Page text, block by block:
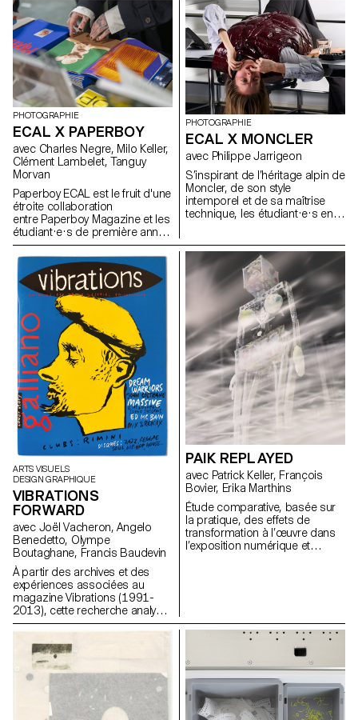
viticulture et d’œnologie et
l’ECAL/Ecole cantonale d’art de
Lausanne (HES-SO), avec le
soutien d'Innosuisse. Il vise à
développer un capteur
d’électrophysiologie végétale
miniaturisé, conçu pour une
utilisation en conditions
agricoles réelles : Vita mini
sensor.
PHOTOGRAPHIE
ECAL X PAPERBOY
avec Charles Negre, Milo Keller,
Clément Lambelet, Tanguy
Morvan
Paperboy ECAL est le fruit d'une
étroite collaboration
entre Paperboy Magazine et les
étudiant·e·s de première année
du Master Photographie de
l'ECAL. Sous la houlette du
photographe Charles Negre ,
ils·elles ont exploré le potentiel
des objets du quotidien pour
créer des natures mortes
mystérieuses et ludiques.
PHOTOGRAPHIE
ECAL X MONCLER
avec Philippe Jarrigeon
S’inspirant de l’héritage alpin de
Moncler, de son style
intemporel et de sa maîtrise
technique, les étudiant·e·s en
interprétation du langage visuel
de la marque, mêlant
photographie documentaire et
mises en scène, réalité et
fiction, sous la direction
artistique du photographe
français Philippe Jarrigeon.
Dans le cadre de Paris Photo
2025, le travail des étudiants a
été présenté dans la boutique
Moncler des Champs-Élysées
ARTS VISUELS
DESIGN GRAPHIQUE
VIBRATIONS
FORWARD
avec Joël Vacheron, Angelo
Benedetto, Olympe
Boutaghane, Francis Baudevin
À partir des archives et des
expériences associées au
magazine Vibrations (1991-
2013), cette recherche analyse
comment les contenus textuels,
photographiques du magazine
permettent de penser les défis
pour communiquer à propos
des musiques populaires
aujourd’hui.
PAIK REPLAYED
avec Patrick Keller, François
Bovier, Erika Marthins
Étude comparative, basée sur
la pratique, des effets de
transformation à l’œuvre dans
l’exposition numérique et